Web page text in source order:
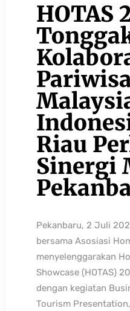
HOTAS
Riau
Sinergi
Pekanbaru, 2 Juli
bersama Asosiasi
menyelenggarakan
Showcase (HOTAS)
dengan kegiatan
Tourism